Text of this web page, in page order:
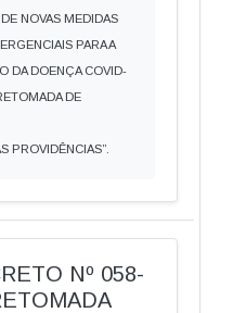
NOVAS MEDIDAS
PARA A
DA DOENÇA COVID-
DE
PROVIDÊNCIAS”.
Nº 058-